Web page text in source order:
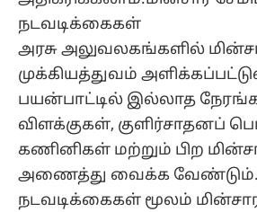
நடவடிக்கைகள்
அரசு அலுவலகங்களில்
முக்கியத்துவம்
பயன்பாட்டில் இல்லாத
விளக்குகள், குளிர்சாதனப்
கணினிகள் மற்றும் பிற
அணைத்து வைக்க
நடவடிக்கைகள் மூலம்